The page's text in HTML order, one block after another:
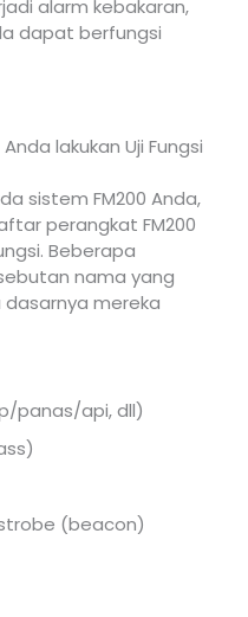
alarm kebakaran,
dapat berfungsi
lakukan Uji Fungsi
sistem FM200 Anda,
perangkat FM200
Beberapa
nama yang
mereka
panas/api, dll)
(beacon)